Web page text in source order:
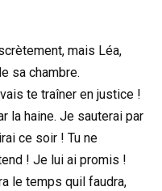
mais Léa,
sa chambre.
te traîner en justice !
la haine. Je sauterai par
ce soir ! Tu ne
! Je lui ai promis !
le temps quil faudra,